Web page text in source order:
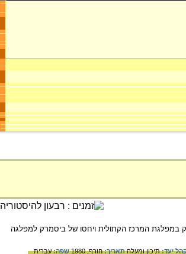
במפלגת המרכז הקתולית ויחסו של ביסמרק למפלגה
יעד:תיכון ומעלהתאריך:חורף, 1980 שפה:עברית